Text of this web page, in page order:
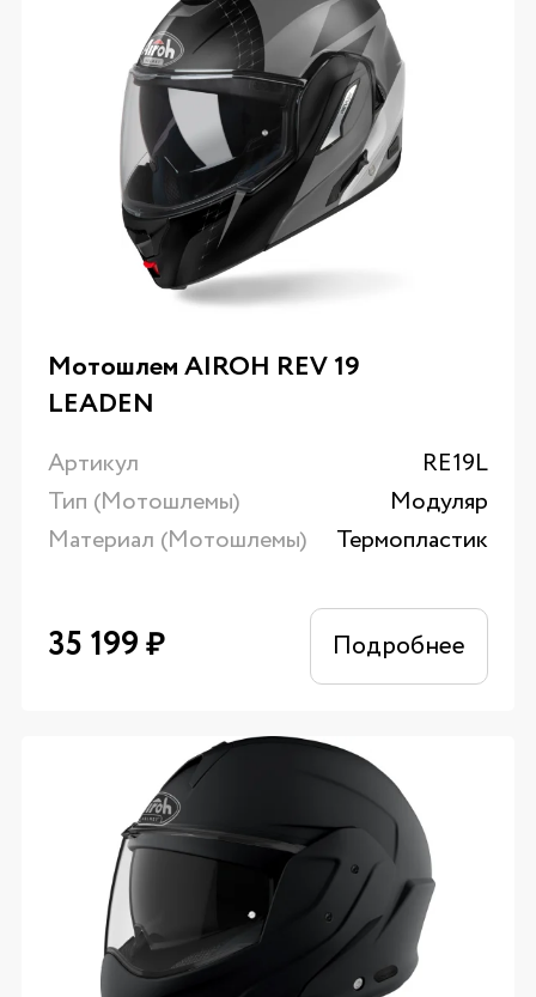
Мотошлем AIROH REV 19
LEADEN
Артикул
RE19L
Тип (Мотошлемы)
Модуляр
Материал (Мотошлемы)
Термопластик
35 199₽ Подробнее